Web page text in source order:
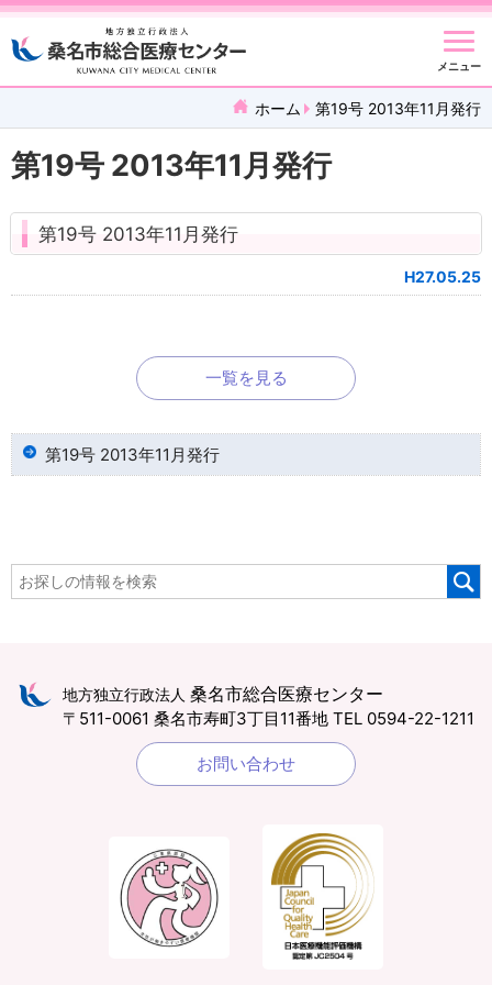
メニュー
ホーム 第19号 2013年11月発行
第19号 2013年11月発行
第19号 2013年11月発行
H27.05.25
一覧を見る
第19号 2013年11月発行
地方独立行政法人 桑名市総合医療センター
〒511-0061 桑名市寿町3丁目11番地 TEL 0594-22-1211
お問い合わせ